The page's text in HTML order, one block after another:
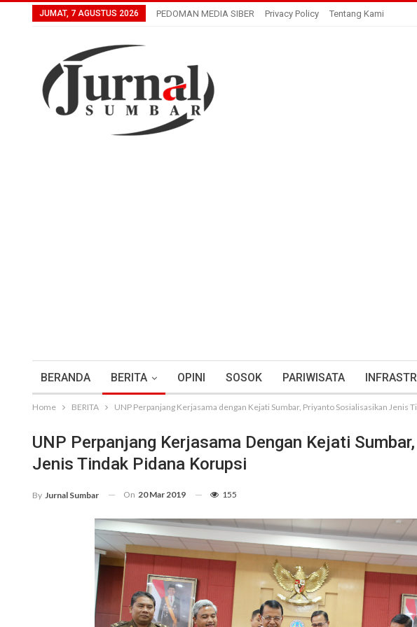
JUMAT, 7 AGUSTUS 2026 PEDOMAN MEDIA SIBER Privacy Policy Tentang Kami
BERANDA BERITA OPINI SOSOK PARIWISATA
Home BERITA UNP Perpanjang Kerjasama dengan Kejati Sumbar, Priyanto Sosialisasikan Jenis
UNP Perpanjang Kerjasama Dengan Kejati
Jenis Tindak Pidana Korupsi
By Jurnal Sumbar On 20 Mar 2019 155